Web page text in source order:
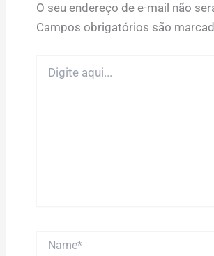
O seu endereço de e-mail não
Campos obrigatórios são
aqui...